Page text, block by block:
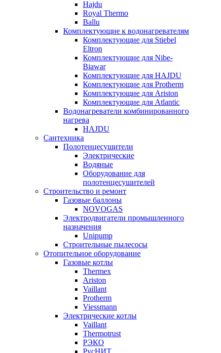
Hajdu
Royal Thermo
Ballu
Комплектующие к водонагревателям
Комплектующие для Stiebel
Eltron
Комплектующие для Nibe-
Biawar
Комплектующие для HAJDU
Комплектующие для Protherm
Комплектующие для Ariston
Комплектующие для Atlantic
Водонагреватели комбинированного
нагрева
HAJDU
Сантехника
Полотенцесушители
Электрические
Водяные
Оборудование для
полотенцесушителей
Строительство и ремонт
Газовые баллоны
NOVOGAS
Электродвигатели промышленного
назначения
Unipump
Строительные пылесосы
Отопительное оборудование
Газовые котлы
Thermex
Ariston
Vaillant
Protherm
Viessmann
Электрические котлы
Vaillant
Thermotrust
РЭКО
РусНИТ